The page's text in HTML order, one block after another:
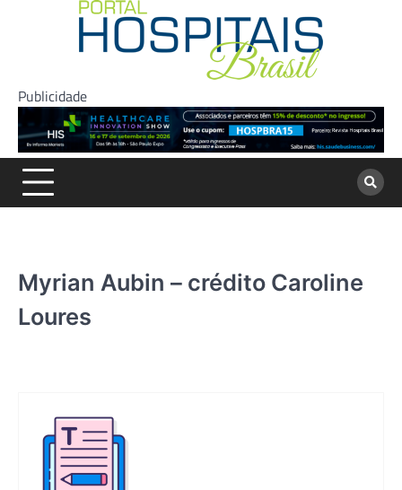
Publicidade
Myrian Aubin – crédito Caroline
Loures